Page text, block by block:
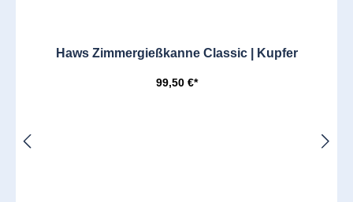
Haws Zimmergießkanne Classic | Kupfer
99,50 €*